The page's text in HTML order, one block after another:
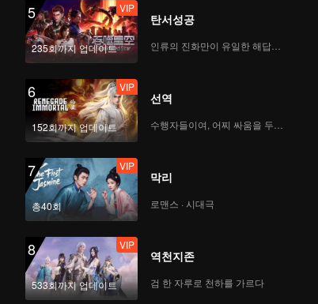
5
235회까지 업데이트
VIP
탄서성공
인류의 진화만이 유일한 해답이다
6
152회까지 업데이트
VIP
선역
7
총40회
VIP
막리
로맨스 · 시대극
8
533회까지 업데이트
VIP
역천지존
검 한 자루로 천하를 가르다